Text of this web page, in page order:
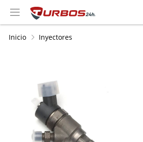
Inicio Inyectores